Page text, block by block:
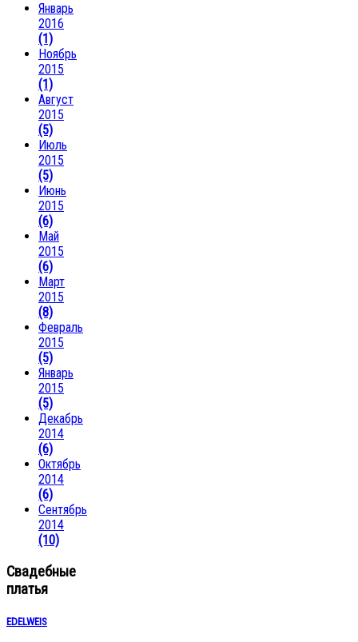
Январь
2016
(1)
Ноябрь
2015
(1)
Август
2015
(5)
Июль
2015
(5)
Июнь
2015
(6)
Май
2015
(6)
Март
2015
(8)
Февраль
2015
(5)
Январь
2015
(5)
Декабрь
2014
(6)
Октябрь
2014
(6)
Сентябрь
2014
(10)
Свадебные
платья
EDELWEIS